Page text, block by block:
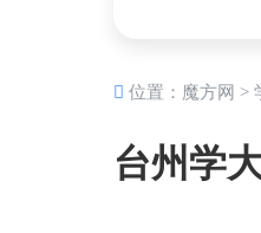
位置： 魔方网 >
台州学